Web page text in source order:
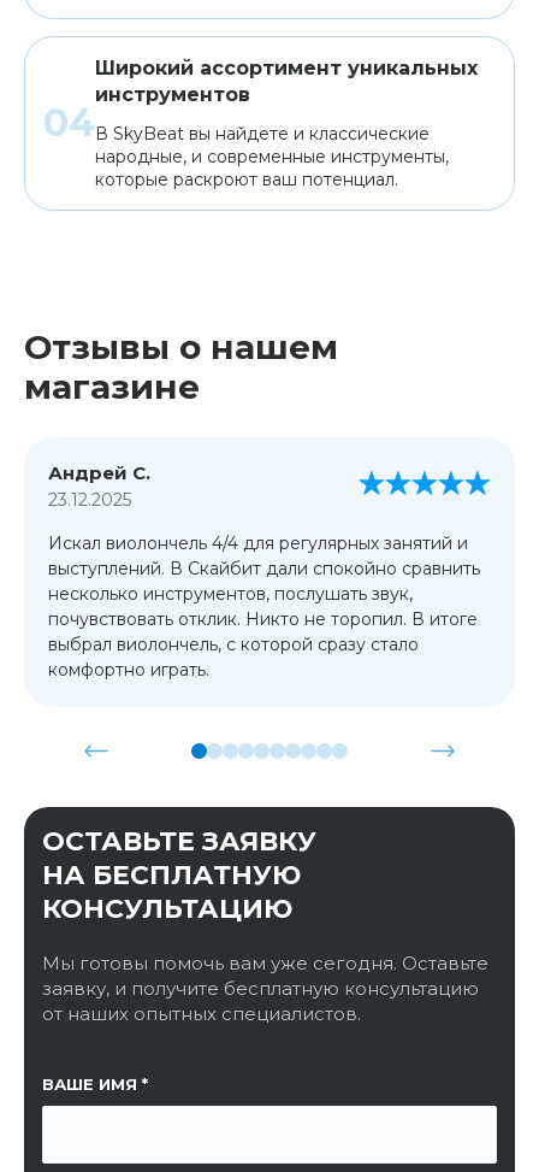
Широкий ассортимент уникальных
инструментов
В SkyBeat вы найдете и классические
народные, и современные инструменты,
которые раскроют ваш потенциал.
Отзывы о нашем
магазине
Андрей С.
23.12.2025
Искал виолончель 4/4 для регулярных занятий и
выступлений. В Скайбит дали спокойно сравнить
несколько инструментов, послушать звук,
почувствовать отклик. Никто не торопил. В итоге
выбрал виолончель, с которой сразу стало
комфортно играть.
ОСТАВЬТЕ ЗАЯВКУ
НА БЕСПЛАТНУЮ
КОНСУЛЬТАЦИЮ
Мы готовы помочь вам уже сегодня. Оставьте
заявку, и получите бесплатную консультацию
от наших опытных специалистов.
ВАШЕ ИМЯ
ССЫЛКА НА СТРАНИЦУ